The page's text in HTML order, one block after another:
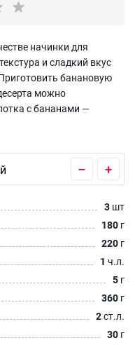
начинки для
и сладкий вкус
банановую
можно
с бананами —
– +
3 шт
180 г
220 г
1 ч.л.
5 г
360 г
2ст.л.
30 г